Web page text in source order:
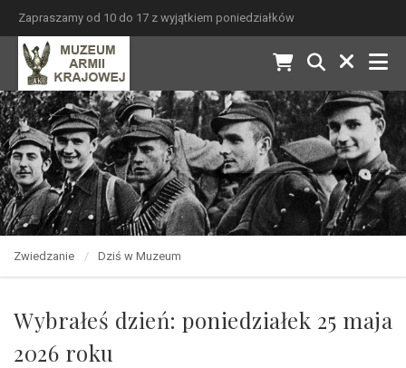
Zapraszamy od 10 do 17 z wyjątkiem poniedziałków
Zwiedzanie Dziś w Muzeum
Wybrałeś dzień: poniedziałek 25 maja
2026 roku